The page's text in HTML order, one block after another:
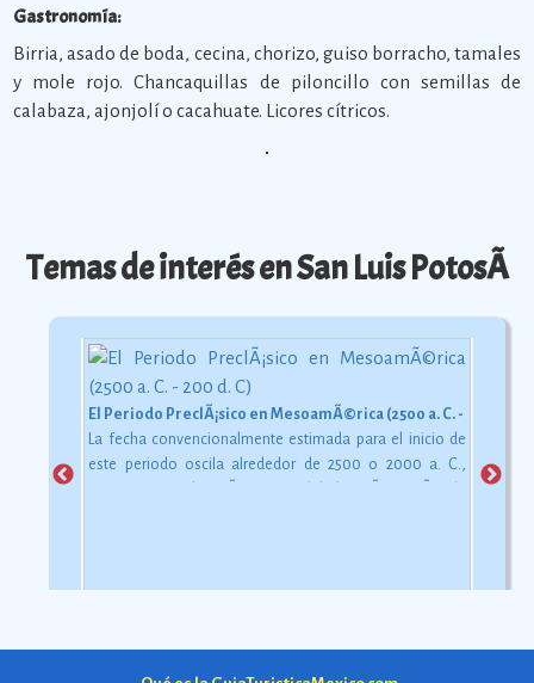
Gastronomía:
Birria, asado de boda, cecina, chorizo, guiso borracho, tamales
y mole rojo. Chancaquillas de piloncillo con semillas de
calabaza, ajonjolí o cacahuate. Licores cítricos.
Temas de interés en San Luis PotosÃ­
El Periodo PreclÃ¡sico en MesoamÃ©rica (2500 a. C. - 200 d. C)
La fecha convencionalmente estimada para el inicio de
este periodo oscila alrededor de 2500 o 2000 a. C.,